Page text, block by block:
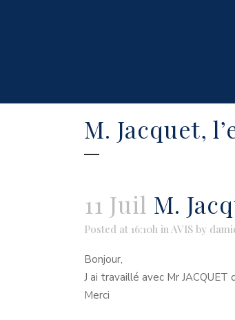
M. Jacquet,
11 Juil M.
Posted at 16:10h inAVIS by
Bonjour,
J ai travaillé avec Mr
Merci